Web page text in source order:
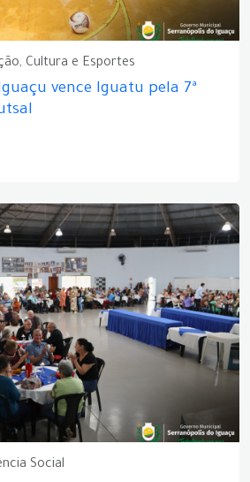
Cultura e Esportes
vence Iguatu pela 7ª
Social